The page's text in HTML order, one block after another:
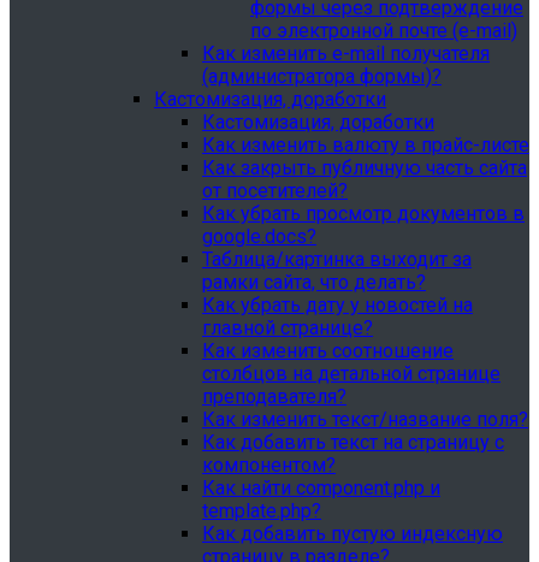
формы через подтверждение
по электронной почте (e-mail)
Как изменить e-mail получателя
(администратора формы)?
Кастомизация, доработки
Кастомизация, доработки
Как изменить валюту в прайс-листе
Как закрыть публичную часть сайта
от посетителей?
Как убрать просмотр документов в
google.docs?
Таблица/картинка выходит за
рамки сайта, что делать?
Как убрать дату у новостей на
главной странице?
Как изменить соотношение
столбцов на детальной странице
преподавателя?
Как изменить текст/название поля?
Как добавить текст на страницу с
компонентом?
Как найти component.php и
template.php?
Как добавить пустую индексную
страницу в разделе?